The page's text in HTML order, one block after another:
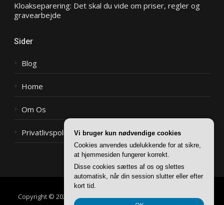
Kloakseparering: Det skal du vide om priser, regler og
gravearbejde
Sider
Blog
Home
Om Os
Privatlivspolitik
Copyright © 2026 Have Henriette–Glob tema afFameThemes
Vi bruger kun nødvendige cookies
Cookies anvendes udelukkende for at sikre,
at hjemmesiden fungerer korrekt.
Disse cookies sættes af os og slettes
automatisk, når din session slutter eller efter
kort tid.